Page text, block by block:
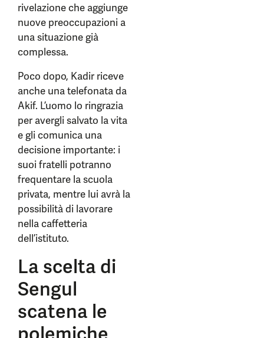
rivelazione che aggiunge
nuove preoccupazioni a
una situazione già
complessa.
Poco dopo, Kadir riceve
anche una telefonata da
Akif. L’uomo lo ringrazia
per avergli salvato la vita
e gli comunica una
decisione importante: i
suoi fratelli potranno
frequentare la scuola
privata, mentre lui avrà la
possibilità di lavorare
nella caffetteria
dell’istituto.
La scelta di
Sengul
scatena le